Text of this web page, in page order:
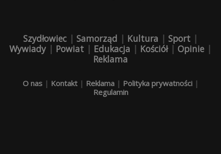
Szydłowiec | Samorząd | Kultura | Sport |
Wywiady| Powiat | Edukacja | Kościół| Opinie |
Reklama
O nas| Kontakt| Reklama| Polityka prywatności|
Regulamin